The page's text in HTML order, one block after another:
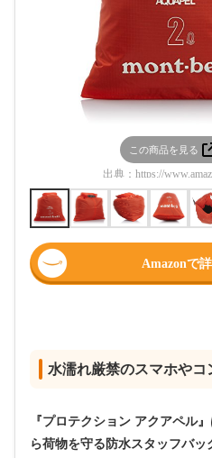
この商品を見る
出典： https://
Amazonで
水濡れ厳禁のスマホやコ
『プロテクション アクアペル
ら荷物を守る防水スタッフバッ